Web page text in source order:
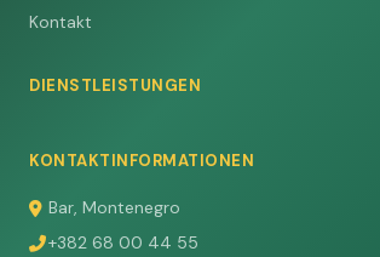
Kontakt
DIENSTLEISTUNGEN
KONTAKTINFORMATIONEN
Bar, Montenegro
+382 68 00 44 55